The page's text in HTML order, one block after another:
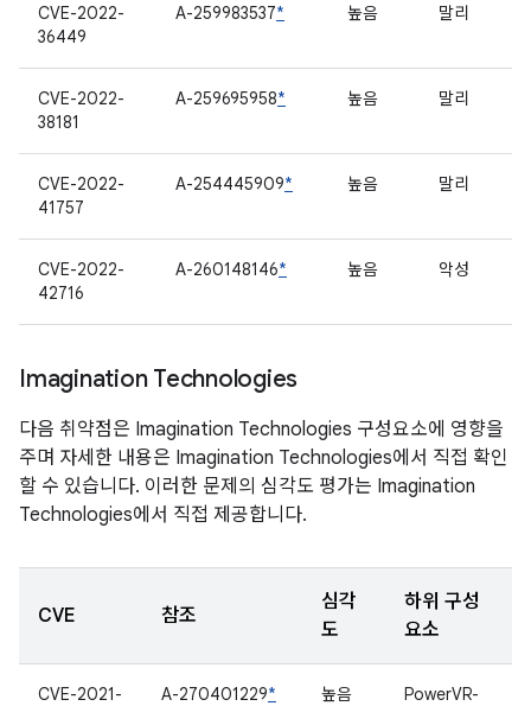
CVE-2022-
36449
A-259983537* 높음 말리
CVE-2022-
38181
A-259695958* 높음 말리
CVE-2022-
41757
A-254445909* 높음 말리
CVE-2022-
42716
A-260148146* 높음 악성
Imagination Technologies
다음 취약점은 Imagination Technologies 구성요소에 영향을
주며 자세한 내용은 Imagination Technologies에서 직접 확인
할 수 있습니다. 이러한 문제의 심각도 평가는 Imagination
Technologies에서 직접 제공합니다.
CVE 참조
심각
도
하위 구성
요소
CVE-2021-
A-270401229* 높음
PowerVR-